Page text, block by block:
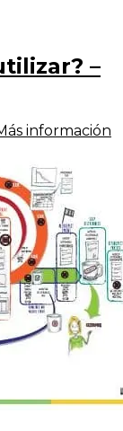
–
información